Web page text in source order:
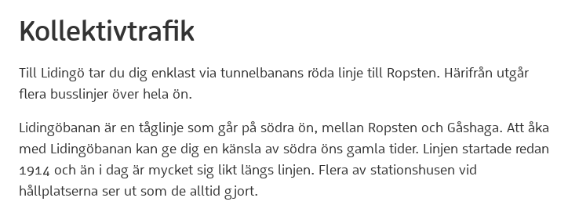
Kollektivtrafik
Till Lidingö tar du dig enklast via tunnelbanans röda linje till Ropsten. Härifrån utgår
flera busslinjer över hela ön.
Lidingöbanan är en tåglinje som går på södra ön, mellan Ropsten och Gåshaga. Att åka
med Lidingöbanan kan ge dig en känsla av södra öns gamla tider. Linjen startade redan
1914 och än i dag är mycket sig likt längs linjen. Flera av stationshusen vid
hållplatserna ser ut som de alltid gjort.